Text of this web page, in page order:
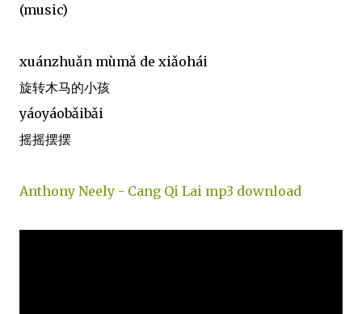
(music)
xuánzhuǎn mùmǎ de xiǎohái
旋转木马的小孩
yáoyáobǎibǎi
摇摇摆摆
Anthony Neely - Cang Qi Lai mp3 download